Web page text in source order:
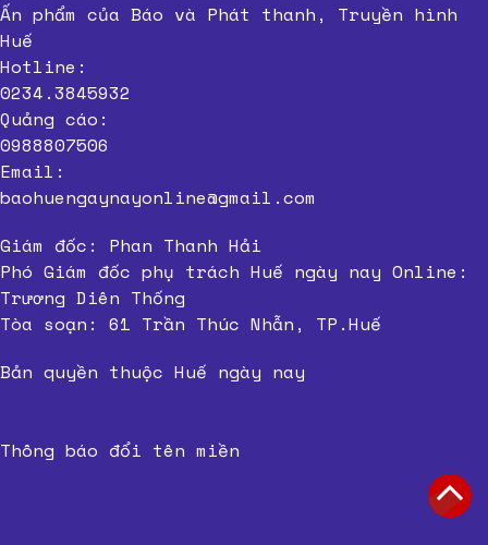
Ấn phẩm của Báo và Phát thanh, Truyền hình
Huế
Hotline:
0234.3845932
Quảng cáo:
0988807506
Email:
baohuengaynayonline@gmail.com
Giám đốc: Phan Thanh Hải
Phó Giám đốc phụ trách Huế ngày nay Online:
Trương Diên Thống
Tòa soạn: 61 Trần Thúc Nhẫn, TP.Huế
Bản quyền thuộc Huế ngày nay
Thông báo đổi tên miền